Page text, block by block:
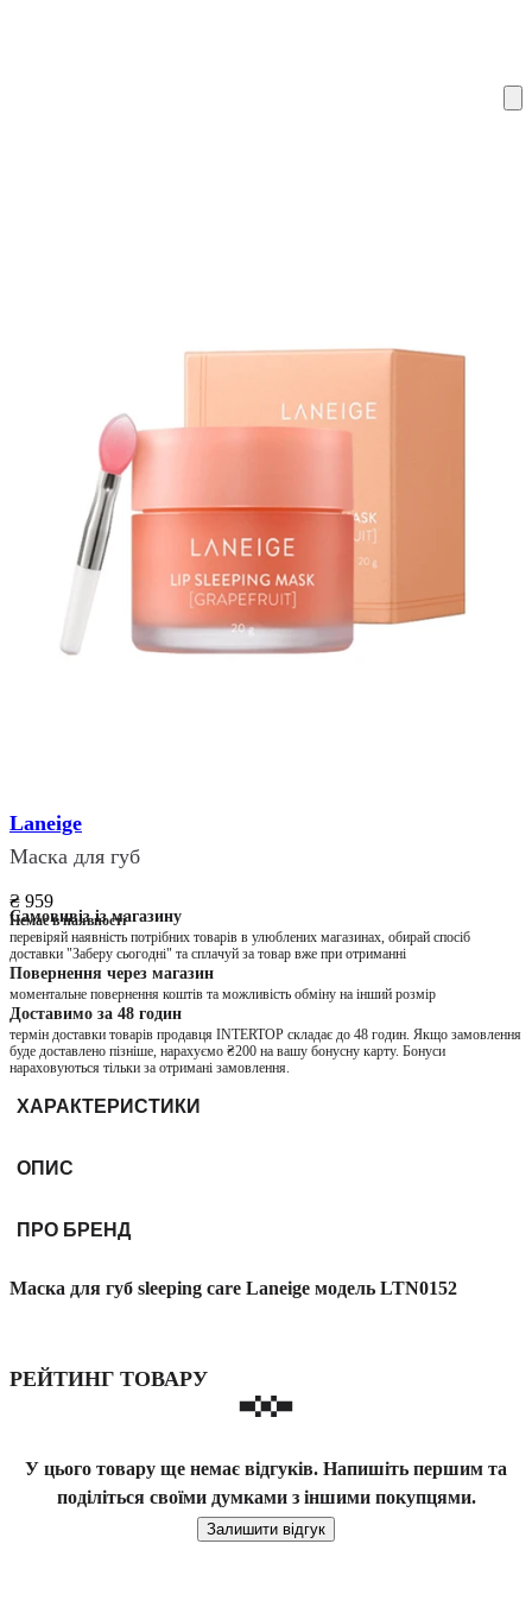
Laneige
Маска для губ
₴ 959
Немає в наявності
Самовивіз із магазину
перевіряй наявність потрібних товарів в улюблених магазинах, обирай спосіб
доставки "Заберу сьогодні" та сплачуй за товар вже при отриманні
Повернення через магазин
моментальне повернення коштів та можливість обміну на інший розмір
Доставимо за 48 годин
термін доставки товарів продавця INTERTOP складає до 48 годин. Якщо замовлення
буде доставлено пізніше, нарахуємо ₴200 на вашу бонусну карту. Бонуси
нараховуються тільки за отримані замовлення.
ХАРАКТЕРИСТИКИ
ОПИС
ПРО БРЕНД
Маска для губ sleeping care Laneige модель LTN0152
РЕЙТИНГ ТОВАРУ
У цього товару ще немає відгуків. Напишіть першим та
поділіться своїми думками з іншими покупцями.
Залишити відгук